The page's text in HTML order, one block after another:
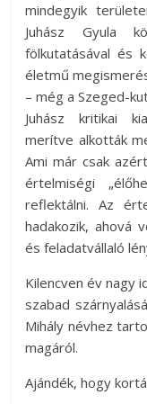
mindegyik
Juhász Gyula
fölkutatásával és
életmű
– még a Szeged-
Juhász kritikai
merítve alkották
Ami már csak
értelmiségi
reflektálni. Az
hadakozik, ahová
és feladatvállaló
Kilencven év nagy
szabad
Mihály névhez
magáról.
Ajándék, hogy